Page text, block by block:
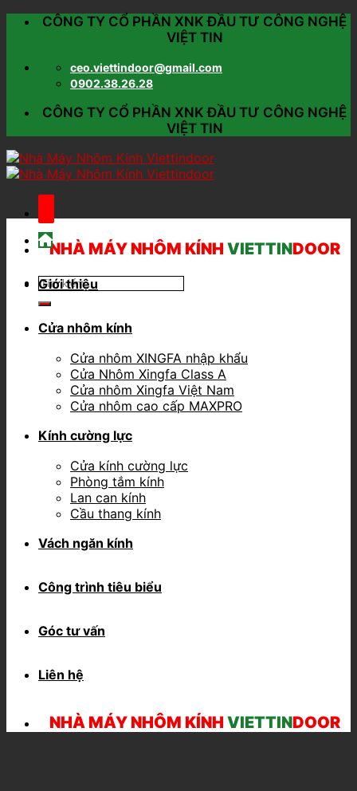
Skip
CÔNG TY CỔ PHẦN XNK ĐẦU TƯ CÔNG NGHỆ
VIỆT TIN
ceo.viettindoor@gmail.com
0902.38.26.28
CÔNG TY CỔ PHẦN XNK ĐẦU TƯ CÔNG NGHỆ
VIỆT TIN
NHÀ MÁY NHÔM KÍNH VIETTINDOOR
Giới thiệu
Cửa nhôm kính
Cửa nhôm XINGFA nhập khẩu
Cửa Nhôm Xingfa Class A
Cửa nhôm Xingfa Việt Nam
Cửa nhôm cao cấp MAXPRO
Kính cường lực
Cửa kính cường lực
Phòng tắm kính
Lan can kính
Cầu thang kính
Vách ngăn kính
Công trình tiêu biểu
Góc tư vấn
Liên hệ
NHÀ MÁY NHÔM KÍNH VIETTINDOOR